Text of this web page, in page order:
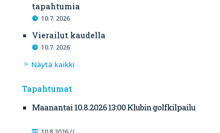
tapahtumia
10.7. 2026
Vierailut kaudella
10.7. 2026
Näytä kaikki
Tapahtumat
Maanantai 10.8.2026 13:00 Klubin golfkilpailu